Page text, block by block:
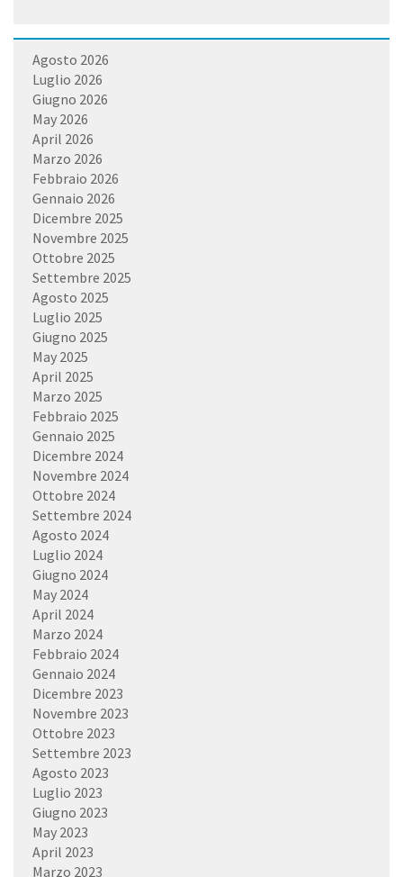
Agosto 2026
Luglio 2026
Giugno 2026
May 2026
April 2026
Marzo 2026
Febbraio 2026
Gennaio 2026
Dicembre 2025
Novembre 2025
Ottobre 2025
Settembre 2025
Agosto 2025
Luglio 2025
Giugno 2025
May 2025
April 2025
Marzo 2025
Febbraio 2025
Gennaio 2025
Dicembre 2024
Novembre 2024
Ottobre 2024
Settembre 2024
Agosto 2024
Luglio 2024
Giugno 2024
May 2024
April 2024
Marzo 2024
Febbraio 2024
Gennaio 2024
Dicembre 2023
Novembre 2023
Ottobre 2023
Settembre 2023
Agosto 2023
Luglio 2023
Giugno 2023
May 2023
April 2023
Marzo 2023